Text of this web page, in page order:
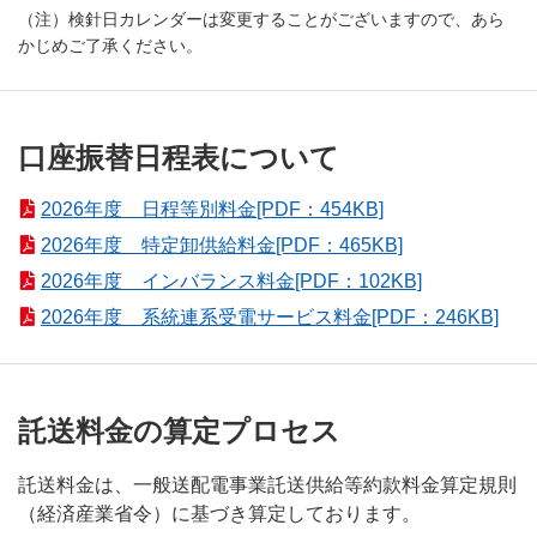
（注）検針日カレンダーは変更することがございますので、あら
かじめご了承ください。
口座振替日程表について
2026年度 日程等別料金[PDF：454KB]
2026年度 特定卸供給料金[PDF：465KB]
2026年度 インバランス料金[PDF：102KB]
2026年度 系統連系受電サービス料金[PDF：246KB]
託送料金の算定プロセス
託送料金は、一般送配電事業託送供給等約款料金算定規則
（経済産業省令）に基づき算定しております。